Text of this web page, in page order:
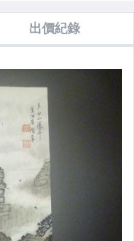
出價紀錄